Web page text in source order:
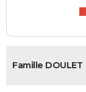
Famille DOULET